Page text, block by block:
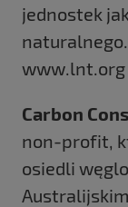
jednostek
www.lnt.org
Carbon
non-profit,
osiedli